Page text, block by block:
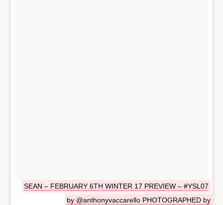
SEAN – FEBRUARY 6TH WINTER 17 PREVIEW – #YSL07
by @anthonyvaccarello PHOTOGRAPHED by